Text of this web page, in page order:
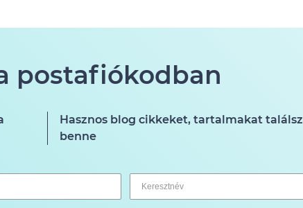
postafiókodban
Hasznos blog cikkeket, tartalmakat találsz
benne